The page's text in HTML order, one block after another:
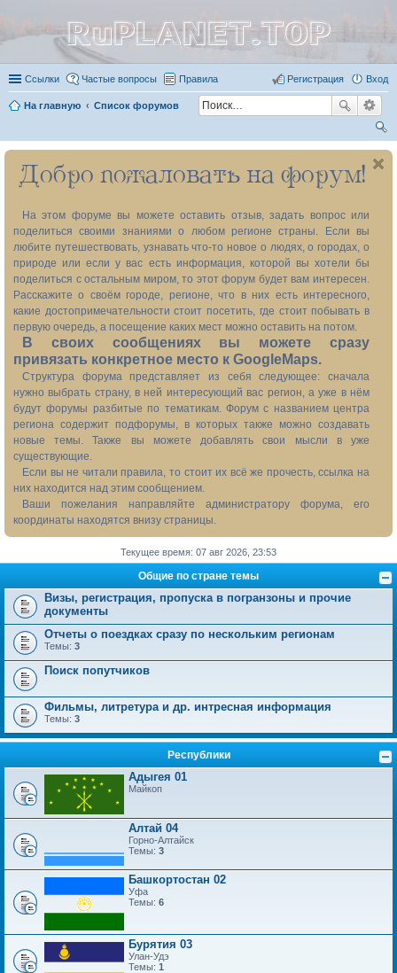
RuPLANET.TOP
Ссылки Частые вопросы Правила Вход
Регистрация
На главную Список форумов
ои
ск
Добро пожаловать на форум!
На этом форуме вы можете оставить отзыв, задать вопрос или
поделиться своими знаниями о любом регионе страны. Если вы
любите путешествовать, узнавать что-то новое о людях, о городах, о
природе или если у вас есть информация, которой вы хотели бы
поделиться с остальным миром, то этот форум будет вам интересен.
Расскажите о своём городе, регионе, что в них есть интересного,
какие достопримечательности стоит посетить, где стоит побывать в
первую очередь, а посещение каких мест можно оставить на потом.
В своих сообщениях вы можете сразу
привязать конкретное место к GoogleMaps.
Структура форума представляет из себя следующее: сначала
нужно выбрать страну, в ней интересующий вас регион, а уже в нём
будут форумы разбитые по тематикам. Форум с названием центра
региона содержит подфорумы, в которых также можно создавать
новые темы. Также вы можете добавлять свои мысли в уже
существующие.
Если вы не читали правила, то стоит их всё же прочесть, ссылка на
них находится над этим сообщением.
Ваши пожелания направляйте администратору форума, его
координаты находятся внизу страницы.
Текущее время: 07 авг 2026, 23:53
Общие по стране темы
Визы, регистрация, пропуска в погранзоны и прочие
документы
Отчеты о поездках сразу по нескольким регионам
Темы: 3
Поиск попутчиков
Фильмы, литретура и др. интресная информация
Темы: 3
Республики
Адыгея 01
Майкоп
Алтай 04
Горно-Алтайск
Темы: 3
Башкортостан 02
Уфа
Темы: 6
Бурятия 03
Улан-Удэ
Темы: 1